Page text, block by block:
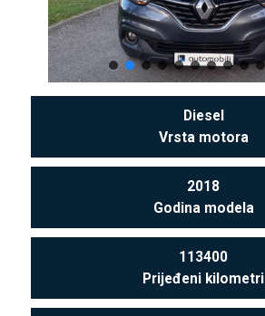
Diesel
Vrsta motora
2018
Godina modela
113400
Prijeđeni kilometri